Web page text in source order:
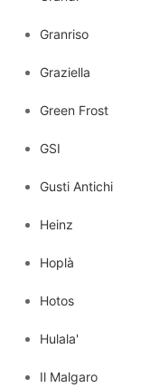
Granriso
Graziella
Green Frost
GSI
Gusti Antichi
Heinz
Hoplà
Hotos
Hulala'
Il Malgaro